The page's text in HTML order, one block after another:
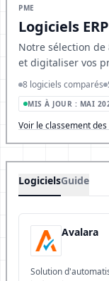
PME
Logiciels
Notre sélection
et digitaliser vos
8 logiciels comparés
MIS À JOUR : MAI
Voir le classement
LogicielsGuide
Avalara
Solution